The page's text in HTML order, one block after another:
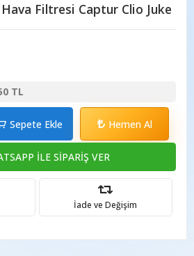
Filtresi Captur Clio Juke
TL
Sepete Ekle Hemen Al
İLE SİPARİŞ VER
İade ve Değişim